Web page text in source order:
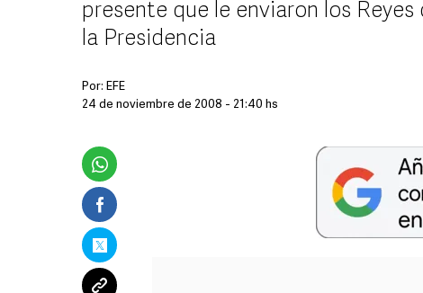
presente que le enviaron los
la Presidencia
Por: EFE
24 de noviembre de 2008 - 21:40 hs